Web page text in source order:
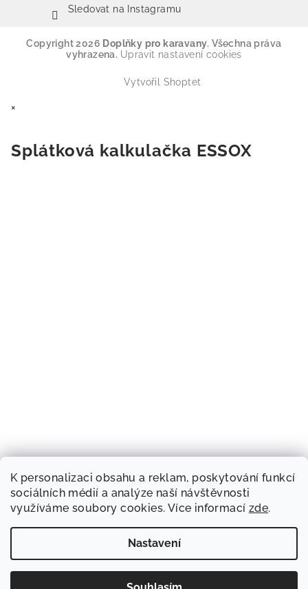
K personalizaci obsahu a reklam, poskytování funkcí
sociálních médií a analýze naší návštěvnosti
využíváme soubory cookies. Více informací zde.
Nastavení
Sledovat na Instagramu
Copyright 2026 Doplňky pro karavany. Všechna práva
vyhrazena. Upravit nastavení cookies
Vytvořil Shoptet
×
Splátková kalkulačka ESSOX